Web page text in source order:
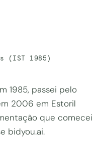
(IST 1985)
1985, passei pelo
2006 em Estoril
que comecei
bidyou.ai.